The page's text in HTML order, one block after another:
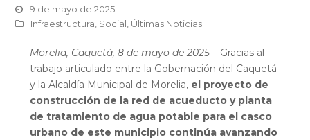
9 de mayo de 2025
Infraestructura Social Últimas Noticias
Morelia, Caquetá, 8 de mayo de 2025– Gracias al
trabajo articulado entre la Gobernación del Caquetá
y la Alcaldía Municipal de Morelia, el proyecto de
construcción de la red de acueducto y planta
de tratamiento de agua potable para el casco
urbano de este municipio continúa avanzando